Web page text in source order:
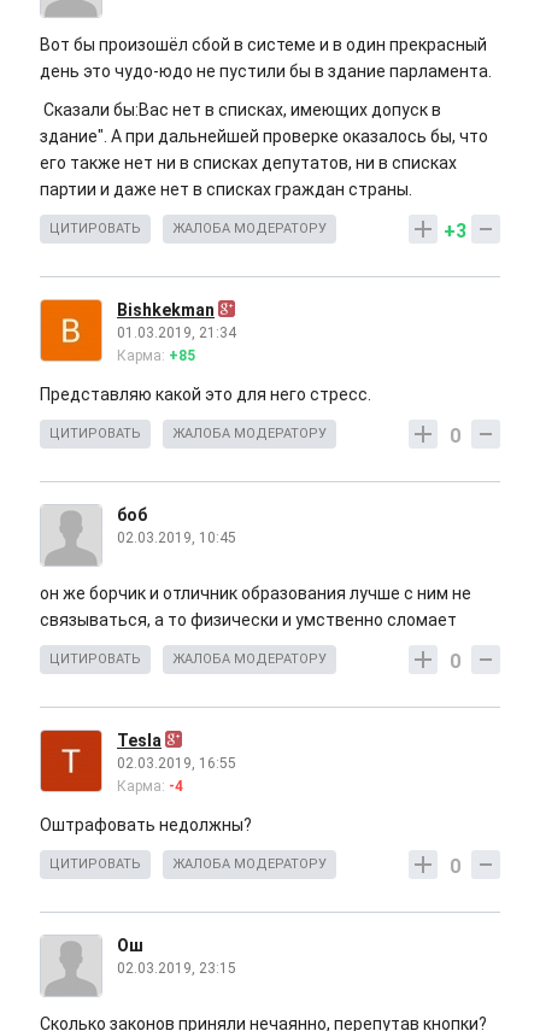
Вот бы произошёл сбой в системе и в один прекрасный
день это чудо-юдо не пустили бы в здание парламента.
Сказали бы:Вас нет в списках, имеющих допуск в
здание". А при дальнейшей проверке оказалось бы, что
его также нет ни в списках депутатов, ни в списках
партии и даже нет в списках граждан страны.
+3
ЦИТИРОВАТЬ ЖАЛОБА МОДЕРАТОРУ
Bishkekman
01.03.2019, 21:34
Карма: +85
Представляю какой это для него стресс.
0
ЦИТИРОВАТЬ ЖАЛОБА МОДЕРАТОРУ
боб
02.03.2019, 10:45
он же борчик и отличник образования лучше с ним не
связываться, а то физически и умственно сломает
0
ЦИТИРОВАТЬ ЖАЛОБА МОДЕРАТОРУ
Tesla
02.03.2019, 16:55
Карма: -4
Оштрафовать недолжны?
0
ЦИТИРОВАТЬ ЖАЛОБА МОДЕРАТОРУ
Ош
02.03.2019, 23:15
Сколько законов приняли нечаянно, перепутав кнопки?